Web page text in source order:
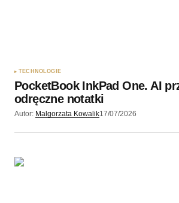
Wyślij komentarz
TECHNOLOGIE
PocketBook InkPad One. AI
odręczne notatki
Autor: Malgorzata Kowalik17/07/2026